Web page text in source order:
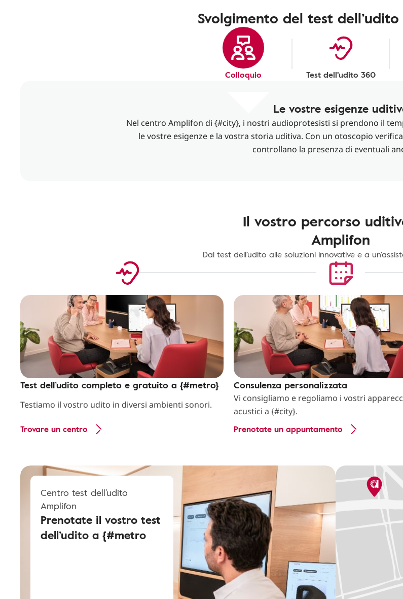
Svolgimento del test
Colloquio Test dell'udito 360
Le vostre esigenze
Nel centro Amplifon di {#city}, i nostri audioprotesisti si prendono il
le vostre esigenze e la vostra storia uditiva. Con un otoscopio
controllano la presenza di eventuali
Il vostro percorso
Amplifon
Dal test dell’udito alle soluzioni innovative e a
Test dell’udito completo e gratuito a {#metro}
Testiamo il vostro udito in diversi ambienti sonori.
Trovare un centro
Consulenza personalizzata
Vi consigliamo e regoliamo i vostri
acustici a {#city}.
Prenotate un appuntamento
Centro test dell’udito
Amplifon
Prenotate il vostro test
dell’udito a {#metro